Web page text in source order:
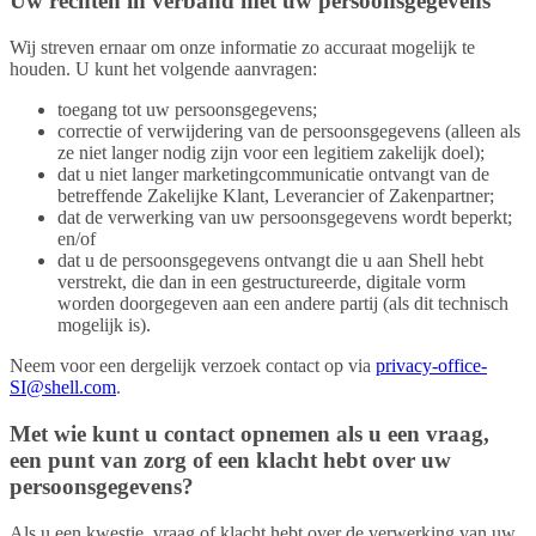
Wij streven ernaar om onze informatie zo accuraat mogelijk te
houden. U kunt het volgende aanvragen:
toegang tot uw persoonsgegevens;
correctie of verwijdering van de persoonsgegevens (alleen als
ze niet langer nodig zijn voor een legitiem zakelijk doel);
dat u niet langer marketingcommunicatie ontvangt van de
betreffende Zakelijke Klant, Leverancier of Zakenpartner;
dat de verwerking van uw persoonsgegevens wordt beperkt;
en/of
dat u de persoonsgegevens ontvangt die u aan Shell hebt
verstrekt, die dan in een gestructureerde, digitale vorm
worden doorgegeven aan een andere partij (als dit technisch
mogelijk is).
Neem voor een dergelijk verzoek contact op via privacy-office-
SI@shell.com.
Met wie kunt u contact opnemen als u een vraag,
een punt van zorg of een klacht hebt over uw
persoonsgegevens?